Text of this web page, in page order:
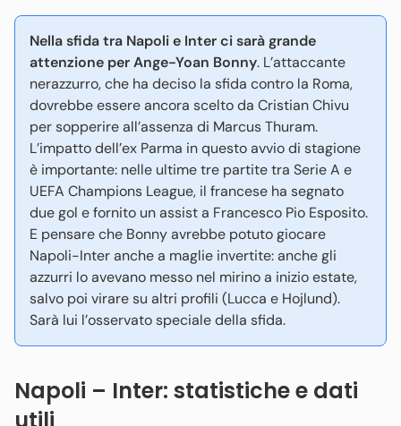
Nella sfida tra Napoli e Inter ci sarà grande
attenzione per Ange-Yoan Bonny. L’attaccante
nerazzurro, che ha deciso la sfida contro la Roma,
dovrebbe essere ancora scelto da Cristian Chivu
per sopperire all’assenza di Marcus Thuram.
L’impatto dell’ex Parma in questo avvio di stagione
è importante: nelle ultime tre partite tra Serie A e
UEFA Champions League, il francese ha segnato
due gol e fornito un assist a Francesco Pio Esposito.
E pensare che Bonny avrebbe potuto giocare
Napoli-Inter anche a maglie invertite: anche gli
azzurri lo avevano messo nel mirino a inizio estate,
salvo poi virare su altri profili (Lucca e Hojlund).
Sarà lui l’osservato speciale della sfida.
Napoli – Inter: statistiche e dati